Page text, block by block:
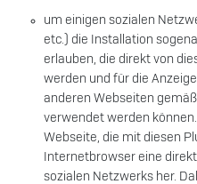
um einigen sozialen
etc.) die Installation
erlauben, die direkt von
werden und für die
anderen Webseiten
verwendet werden
Webseite, die mit diesen
Internetbrowser eine
sozialen Netzwerks her.